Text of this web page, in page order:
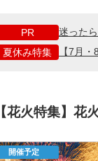
PR
迷った
夏休み特集
【7月
【花火特集】花
開催予定